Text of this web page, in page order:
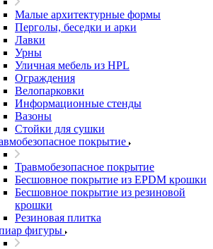
Малые архитектурные формы
Перголы, беседки и арки
Лавки
Урны
Уличная мебель из HPL
Ограждения
Велопарковки
Информационные стенды
Вазоны
Стойки для сушки
покрытие
Травмобезопасное покрытие
Бесшовное покрытие из EPDM крошки
Бесшовное покрытие из резиновой
крошки
Резиновая плитка
фигуры